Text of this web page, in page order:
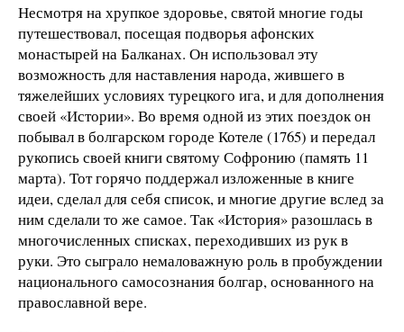
Несмотря на хрупкое здоровье, святой многие годы
путешествовал, посещая подворья афонских
монастырей на Балканах. Он использовал эту
возможность для наставления народа, жившего в
тяжелейших условиях турецкого ига, и для дополнения
своей «Истории». Во время одной из этих поездок он
побывал в болгарском городе Котеле (1765) и передал
рукопись своей книги святому Софронию (память 11
марта). Тот горячо поддержал изложенные в книге
идеи, сделал для себя список, и многие другие вслед за
ним сделали то же самое. Так «История» разошлась в
многочисленных списках, переходивших из рук в
руки. Это сыграло немаловажную роль в пробуждении
национального самосознания болгар, основанного на
православной вере.